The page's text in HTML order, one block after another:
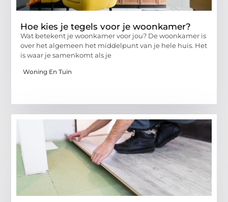
Hoe kies je tegels voor je woonkamer?
Wat betekent je woonkamer voor jou? De woonkamer is
over het algemeen het middelpunt van je hele huis. Het
is waar je samenkomt als je
Woning En Tuin